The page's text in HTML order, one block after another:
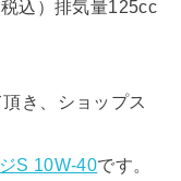
込）排気量125cc
き、ショップス
S 10W-40です。